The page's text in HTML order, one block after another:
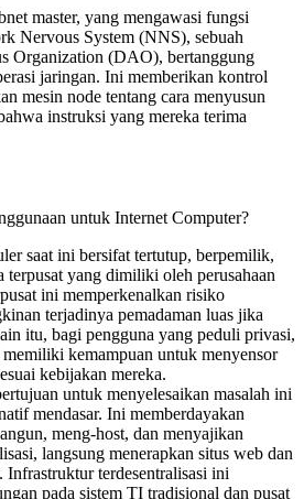
master, yang mengawasi fungsi
Nervous System (NNS), sebuah
Organization (DAO), bertanggung
jaringan. Ini memberikan kontrol
mesin node tentang cara menyusun
instruksi yang mereka terima
untuk Internet Computer?
saat ini bersifat tertutup, berpemilik,
terpusat yang dimiliki oleh perusahaan
ini memperkenalkan risiko
terjadinya pemadaman luas jika
itu, bagi pengguna yang peduli privasi,
kemampuan untuk menyensor
kebijakan mereka.
untuk menyelesaikan masalah ini
mendasar. Ini memberdayakan
meng-host, dan menyajikan
langsung menerapkan situs web dan
terdesentralisasi ini
pada sistem TI tradisional dan pusat